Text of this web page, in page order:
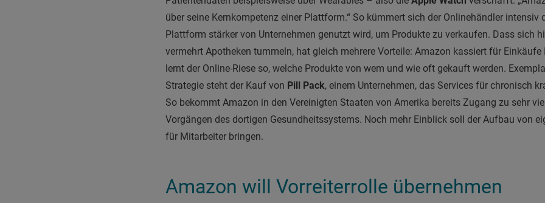
über seine Kernkompetenz einer Plattform.“ So kümmert sich der Onlinehändler intensiv
Plattform stärker von Unternehmen genutzt wird, um Produkte zu verkaufen. Dass sich
vermehrt Apotheken tummeln, hat gleich mehrere Vorteile: Amazon kassiert für
lernt der Online-Riese so, welche Produkte von wem und wie oft gekauft werden.
Strategie steht der Kauf von Pill Pack, einem Unternehmen, das Services für chronisch
So bekommt Amazon in den Vereinigten Staaten von Amerika bereits Zugang zu sehr
Vorgängen des dortigen Gesundheitssystems. Noch mehr Einblick soll der Aufbau von
für Mitarbeiter bringen.
Amazon will Vorreiterrolle übernehmen